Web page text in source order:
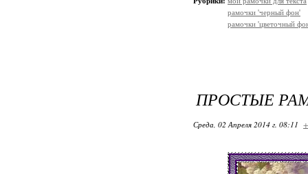
рамочки 'черный фон'
рамочки 'цветочный
ПРОСТЫЕ
Среда, 02 Апреля 2014 г. 08:11